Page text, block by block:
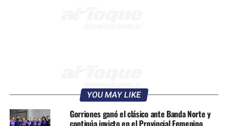
YOU MAY LIKE
Gorriones ganó el clásico ante Banda Norte y